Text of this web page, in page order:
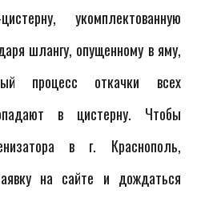
укомплектованную
шлангу, опущенному в яму,
процесс откачки всех
в цистерну. Чтобы
в г. Краснополь,
на сайте и дождаться